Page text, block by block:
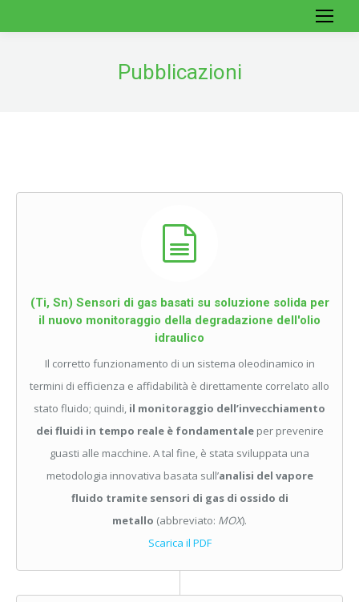
Pubblicazioni
(Ti, Sn) Sensori di gas basati su soluzione solida per
il nuovo monitoraggio della degradazione dell'olio
idraulico
Il corretto funzionamento di un sistema oleodinamico in
termini di efficienza e affidabilità è direttamente correlato allo
stato fluido; quindi, il monitoraggio dell’invecchiamento
dei fluidi in tempo reale è fondamentaleper prevenire
guasti alle macchine. A tal fine, è stata sviluppata una
metodologia innovativa basata sull’analisi del vapore
fluido tramite sensori di gas di ossido di
metallo (abbreviato: MOX).
Scarica il PDF